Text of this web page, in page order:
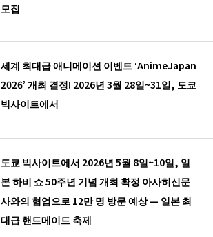
모집
세계 최대급 애니메이션 이벤트 ‘AnimeJapan
2026’ 개최 결정! 2026년 3월 28일~31일, 도쿄
빅사이트에서
도쿄 빅사이트에서 2026년 5월 8일~10일, 일
본 하비 쇼 50주년 기념 개최 확정 아사히신문
사와의 협업으로 12만 명 방문 예상 — 일본 최
대급 핸드메이드 축제